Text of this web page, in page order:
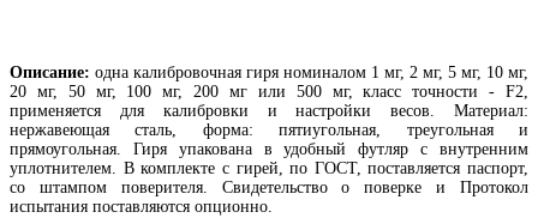
Описание: одна калибровочная гиря номиналом 1 мг, 2 мг, 5 мг, 10 мг,
20 мг, 50 мг, 100 мг, 200 мг или 500 мг, класс точности - F2,
применяется для калибровки и настройки весов. Материал:
нержавеющая сталь, форма: пятиугольная, треугольная и
прямоугольная. Гиря упакована в удобный футляр с внутренним
уплотнителем. В комплекте с гирей, по ГОСТ, поставляется паспорт,
со штампом поверителя. Свидетельство о поверке и Протокол
испытания поставляются опционно.